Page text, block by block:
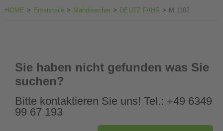
HOME > Ersatzteile > Mähdrescher > DEUTZ FAHR > M 1102
Sie haben nicht gefunden was Sie
suchen?
Bitte kontaktieren Sie uns! Tel.: +49 6349
99 67 193